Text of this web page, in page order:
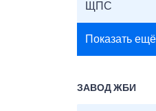
ЩПС
Показать ещё
ЗАВОД ЖБИ